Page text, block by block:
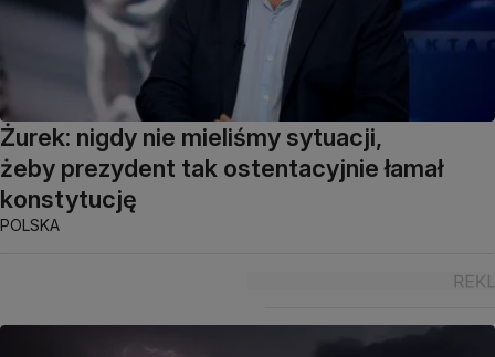
Żurek: nigdy nie mieliśmy sytuacji,
żeby prezydent tak ostentacyjnie łamał
konstytucję
POLSKA